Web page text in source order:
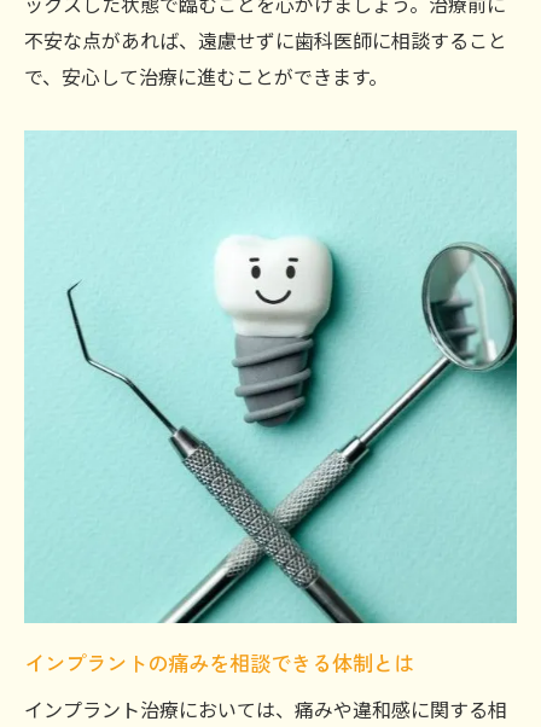
不安な点があれば、遠慮せずに歯科医師に相談すること
で、安心して治療に進むことができます。
インプラントの痛みを相談できる体制とは
インプラント治療においては、痛みや違和感に関する相